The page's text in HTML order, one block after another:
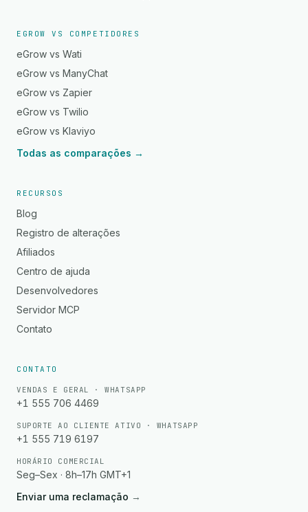
EGROW VS COMPETIDORES
eGrow vs Wati
eGrow vs ManyChat
eGrow vs Zapier
eGrow vs Twilio
eGrow vs Klaviyo
Todas as comparações →
RECURSOS
Blog
Registro de alterações
Afiliados
Centro de ajuda
Desenvolvedores
Servidor MCP
Contato
CONTATO
VENDAS E GERAL · WHATSAPP
+1 555 706 4469
SUPORTE AO CLIENTE ATIVO · WHATSAPP
+1 555 719 6197
HORÁRIO COMERCIAL
Seg–Sex · 8h–17h GMT+1
Enviar uma reclamação →